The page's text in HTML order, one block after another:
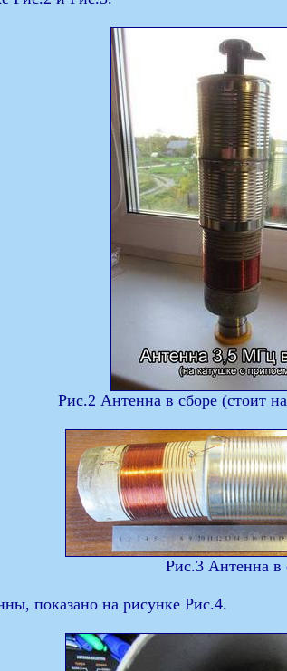
Рис.2 Антенна в сборе (стоит
Рис.3 Антенна в
показано на рисунке Рис.4.